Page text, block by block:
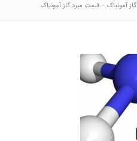
گاز آمونیاک – قیمت مبرد گاز آمونیاک